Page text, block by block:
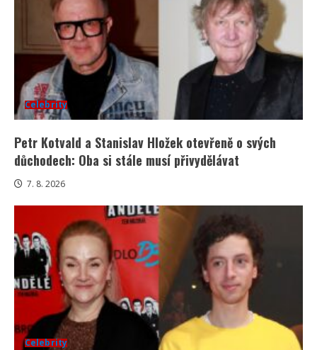
Celebrity
Petr Kotvald a Stanislav Hložek otevřeně o svých
důchodech: Oba si stále musí přivydělávat
7. 8. 2026
Celebrity